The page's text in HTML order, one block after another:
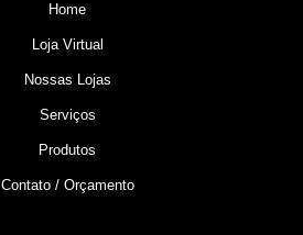
Home
Loja Virtual
Nossas Lojas
Serviços
Produtos
Contato / Orçamento